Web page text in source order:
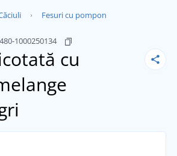
Fesuri cu pompon
1000250134
cu